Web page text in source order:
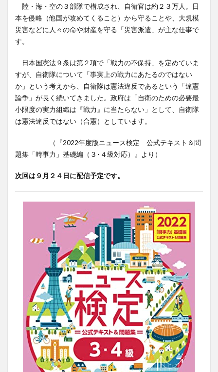
陸・海・空の３部隊で構成され、自衛官は約２３万人。日
本を侵略（他国が攻めてくること）から守ることや、大規模
災害などに人々の命や財産を守る「災害派遣」が主な仕事で
す。
日本国憲法９条は第２項で「戦力の不保持」を定めていま
すが、自衛隊について「事実上の戦力にあたるのではない
か」という考えから、自衛隊は憲法違反であるという「違憲
論争」が長く続いてきました。政府は「自衛のための必要最
小限度の実力組織は『戦力』に当たらない」として、自衛隊
は憲法違反ではない（合憲）としています。
（『2022年度版ニュース検定 公式テキスト＆問
題集「時事力」基礎編（３･４級対応）』より）
次回は９月２４日に配信予定です。